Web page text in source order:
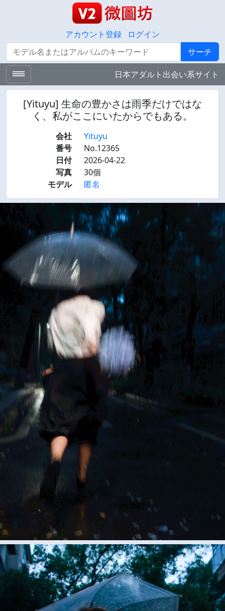
アカウント登録
ログイン
サーチ
サーチ
日本アダルト出会い系サイト
[Yituyu] 生命の豊かさは雨季だけではな
く、私がここにいたからでもある。
会社
Yituyu
番号
No.12365
日付
2026-04-22
写真
30個
モデル
匿名